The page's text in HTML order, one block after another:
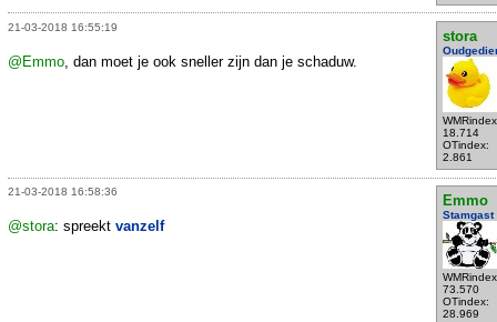
21-03-2018 16:55:19
stora
18.714
OTindex:
2.861
@Emmo, dan moet je ook sneller zijn dan je schaduw.
21-03-2018 16:58:36
Emmo
Stamgast
73.570
OTindex:
28.969
@stora: spreekt vanzelf